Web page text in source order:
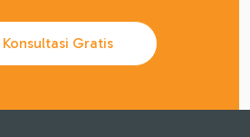
Konsultasi Gratis